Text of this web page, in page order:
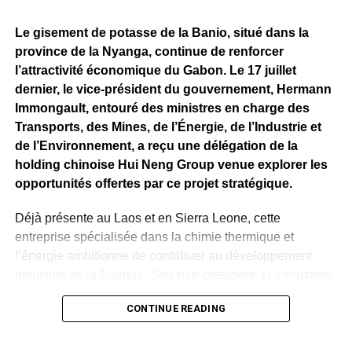
milliers d’emplois directs et indirects.
Si les attentes demeurent importantes autour du
lancement effectif de l’exploitation minière, le bilan
présenté par Fortescue rappelle qu’avant de devenir une
mine, Belinga se construit progressivement. Les
investissements consentis, les infrastructures déployées
et les travaux techniques engagés constituent autant
d’étapes qui permettront de déterminer le rythme et
l’ampleur des prochaines phases de ce projet stratégique
pour l’économie gabonaise.
WhatsApp
Facebook
X Telegram
Email
>>
Le gisement de potasse de la Banio, situé dans la
province de la Nyanga, continue de renforcer
l’attractivité économique du Gabon. Le 17 juillet
dernier, le vice-président du gouvernement, Hermann
Immongault, entouré des ministres en charge des
Transports, des Mines, de l’Énergie, de l’Industrie et
de l’Environnement, a reçu une délégation de la
holding chinoise Hui Neng Group venue explorer les
opportunités offertes par ce projet stratégique.
Déjà présente au Laos et en Sierra Leone, cette
entreprise spécialisée dans la chimie thermique et
l’énergie ambitionne de contribuer au développement
est venu s’enquérir des avantages et des mécanismes
proposés par l’État gabonais dans le cadre d’un éventuel
CONTINUE READING